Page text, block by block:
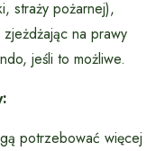
straży pożarnej),
na prawy
jeśli to możliwe.
potrzebować więcej